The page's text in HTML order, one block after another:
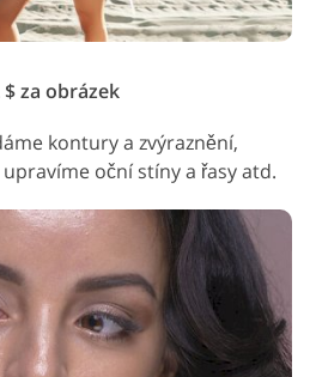
za obrázek
kontury a zvýraznění,
oční stíny a řasy atd.